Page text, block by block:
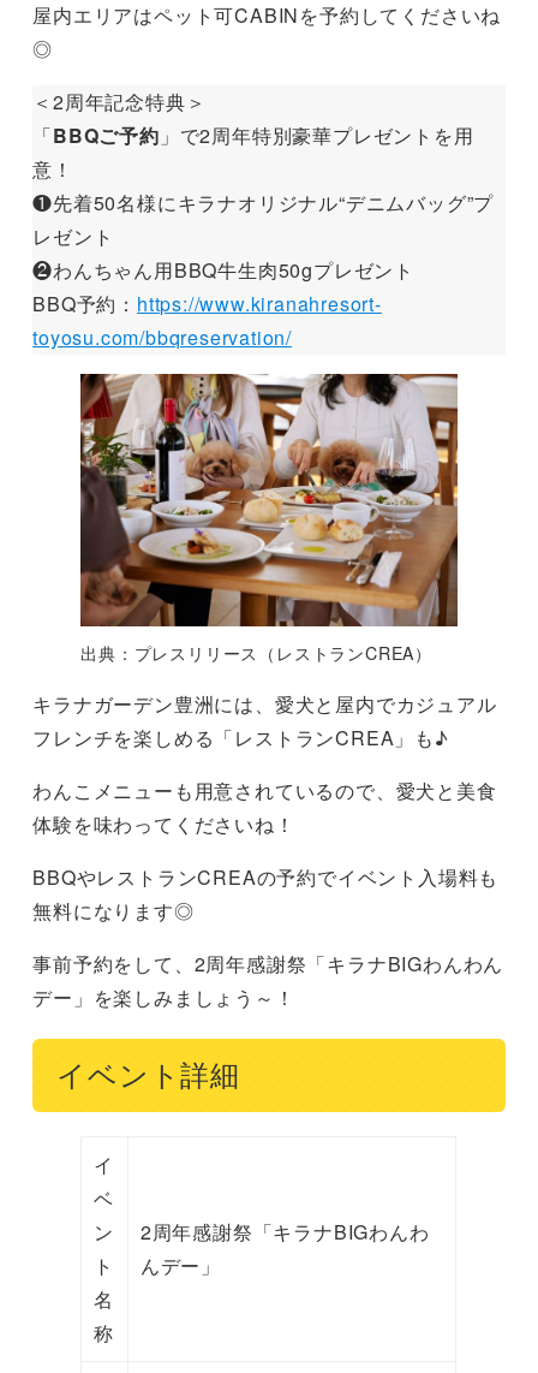
屋内エリアはペット可CABINを予約してくださいね
◎
＜2周年記念特典＞
「BBQご予約 」で2周年特別豪華プレゼントを用
意！
❶先着50名様にキラナオリジナル“デニムバッグ”プ
レゼント
❷わんちゃん用BBQ牛生肉50gプレゼント
BBQ予約： https://www.kiranahresort-
toyosu.com/bbqreservation/
出典：プレスリリース（レストランCREA）
キラナガーデン豊洲には、愛犬と屋内でカジュアル
フレンチを楽しめる「レストランCREA」も♪
わんこメニューも用意されているので、愛犬と美食
体験を味わってくださいね！
BBQやレストランCREAの予約でイベント入場料も
無料になります◎
事前予約をして、2周年感謝祭「キラナBIGわんわん
デー」を楽しみましょう～！
イベント詳細
イ
ベ
ン
ト
名
称
2周年感謝祭「キラナBIGわんわ
んデー」